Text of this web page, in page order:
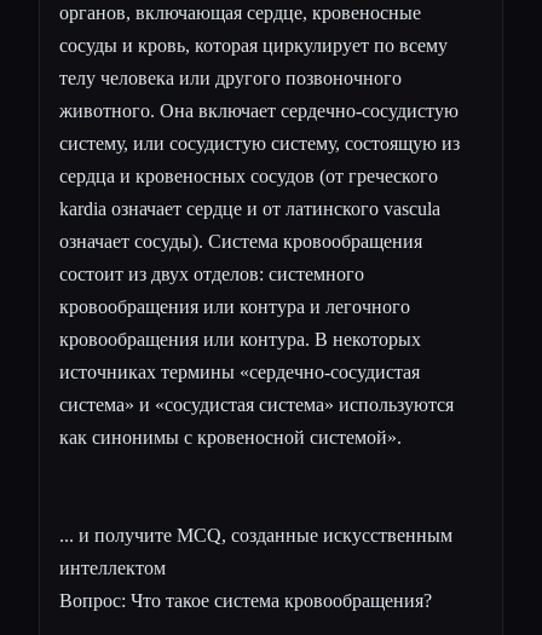
органов, включающая сердце, кровеносные
сосуды и кровь, которая циркулирует по всему
телу человека или другого позвоночного
животного. Она включает сердечно-сосудистую
систему, или сосудистую систему, состоящую из
сердца и кровеносных сосудов (от греческого
kardia означает сердце и от латинского vascula
означает сосуды). Система кровообращения
состоит из двух отделов: системного
кровообращения или контура и легочного
кровообращения или контура. В некоторых
источниках термины «сердечно-сосудистая
система» и «сосудистая система» используются
как синонимы с кровеносной системой».
... и получите MCQ, созданные искусственным
интеллектом
Вопрос: Что такое система кровообращения?